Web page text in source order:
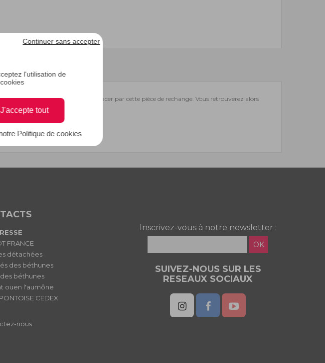
l'utilisation de
J'accepte tout
Continuer sans accepter
Politique de cookies
ou cassé, vous pouvez le remplacer par cette pièce de rechange. Vous retrouverez alors
FRANCE
détachées
des béthunes
béthunes
ouen l'aumône
CEDEX
nous
Inscrivez-vous à notre newsletter :
OK
SUIVEZ-NOUS SUR LES
RESEAUX SOCIAUX